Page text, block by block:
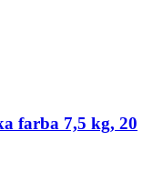
farba 7,5 kg, 20